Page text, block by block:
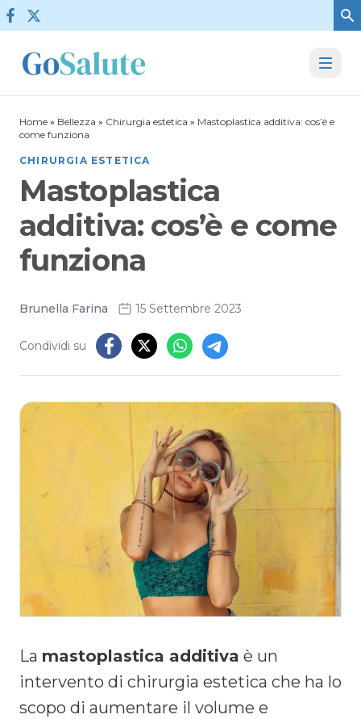
Vai al contenuto
Home » Bellezza » Chirurgia estetica » Mastoplastica additiva: cos’è e
come funziona
CHIRURGIA ESTETICA
Mastoplastica
additiva: cos’è e come
funziona
Brunella Farina 15 Settembre 2023
Condividi su
La mastoplastica additiva è un
intervento di chirurgia estetica che ha lo
scopo di aumentare il volume e